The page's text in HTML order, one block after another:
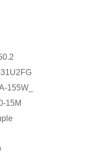
155W_
15M